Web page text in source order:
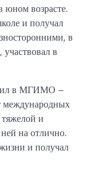
юном возрасте.
и получал
в
в
в МГИМО –
международных
и
на отлично.
и получал